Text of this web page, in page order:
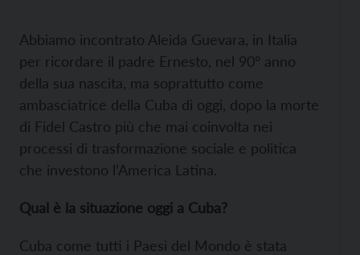
Abbiamo incontrato Aleida Guevara, in Italia
per ricordare il padre Ernesto, nel 90° anno
della sua nascita, ma soprattutto come
ambasciatrice della Cuba di oggi, dopo la morte
di Fidel Castro più che mai coinvolta nei
processi di trasformazione sociale e politica
che investono l’America Latina.
Qual è la situazione oggi a Cuba?
Cuba come tutti i Paesi del Mondo è stata